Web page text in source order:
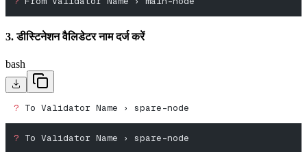
3. डीस्टिनेशन वैलिडेटर नाम दर्ज करें
bash
? To Validator Name › spare-node
? To Validator Name › spare-node